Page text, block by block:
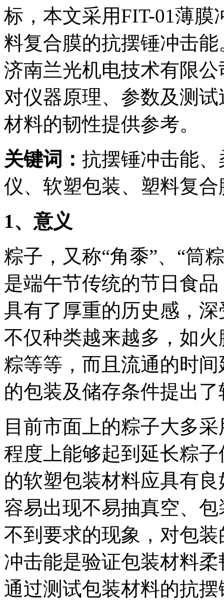
标，本文采用FIT-01薄
料复合膜的抗摆锤冲击
济南兰光机电技术有限
对仪器原理、参数及测
材料的韧性提供参考。
关键词： 抗摆锤冲击能
仪、软塑包装、塑料复
1、意义
粽子，又称“角黍”、“筒
是端午节传统的节日食
具有了厚重的历史感，
不仅种类越来越多，如
粽等等，而且流通的时
的包装及储存条件提出
目前市面上的粽子大多
程度上能够起到延长粽
的软塑包装材料应具有
容易出现不易抽真空、
不到要求的现象，对包
冲击能是验证包装材料
通过测试包装材料的抗